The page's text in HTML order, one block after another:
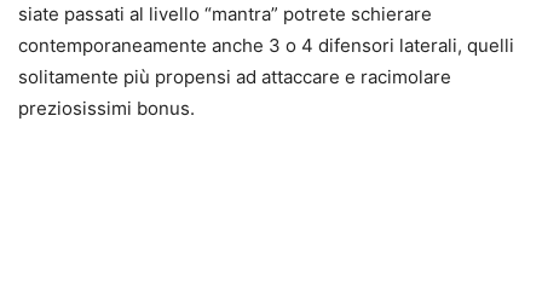
siate passati al livello “mantra” potrete schierare
contemporaneamente anche 3 o 4 difensori laterali, quelli
solitamente più propensi ad attaccare e racimolare
preziosissimi bonus.